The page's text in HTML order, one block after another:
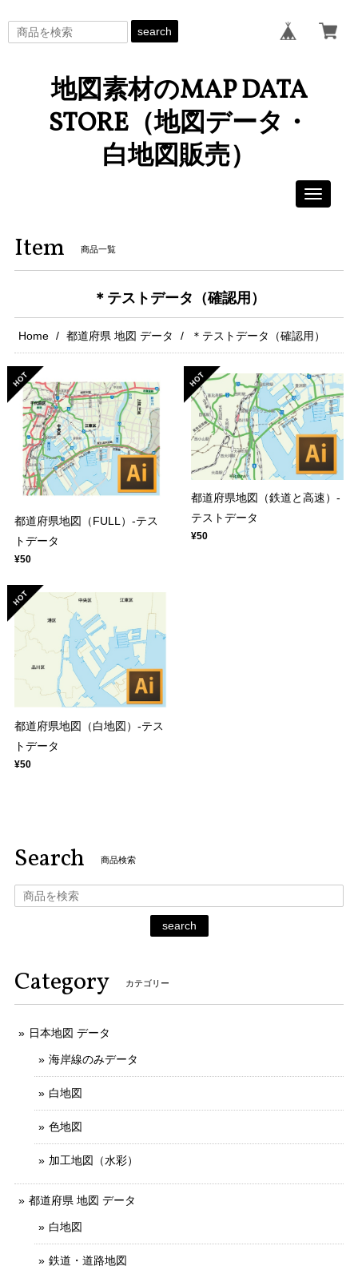
search
地図素材のMAP DATA
STORE（地図データ・
白地図販売）
Toggle
Item 商品一覧
＊テストデータ（確認用）
Home 都道府県 地図 データ ＊テストデータ（確認用）
都道府県地図（FULL）-テス
トデータ
¥50
都道府県地図（鉄道と高速）-
テストデータ
¥50
都道府県地図（白地図）-テス
トデータ
¥50
Search 商品検索
search
Category カテゴリー
日本地図 データ
海岸線のみデータ
白地図
色地図
加工地図（水彩）
都道府県 地図 データ
白地図
鉄道・道路地図